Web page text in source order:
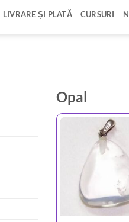
LIVRARE ȘI PLATĂ CURSURI
Opal